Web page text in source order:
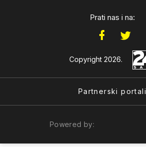
Prati nas i na:
Copyright 2026.
Partnerski portali
Powered by: